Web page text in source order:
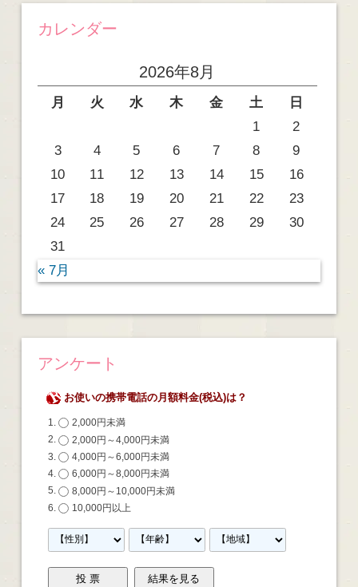
カレンダー
2026年8月
月 火 水 木 金 土
日
1
2
3
4 5 6 7 8
9
10
11 12 13 14 15
16
17
18 19 20 21 22
23
24
25 26 27 28 29
30
31
« 7月
アンケート
お使いの携帯電話の月額料金(税込)は？
2,000円未満
2,000円～4,000円未満
4,000円～6,000円未満
6,000円～8,000円未満
8,000円～10,000円未満
10,000円以上